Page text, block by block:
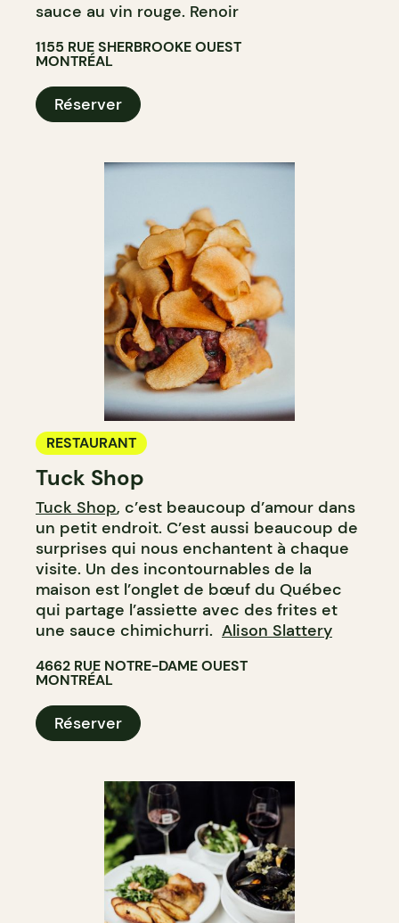
sauce au vin rouge. Renoir
1155 RUE SHERBROOKE OUEST
MONTRÉAL
Réserver
RESTAURANT
Tuck Shop
Tuck Shop, c’est beaucoup d’amour dans
un petit endroit. C’est aussi beaucoup de
surprises qui nous enchantent à chaque
visite. Un des incontournables de la
maison est l’onglet de bœuf du Québec
qui partage l’assiette avec des frites et
une sauce chimichurri. Alison Slattery
4662 RUE NOTRE-DAME OUEST
MONTRÉAL
Réserver